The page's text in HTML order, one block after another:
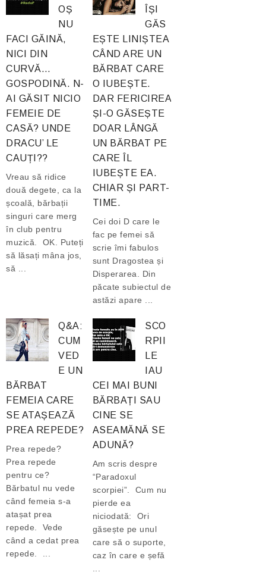
OȘ
NU
FACI GĂINĂ,
NICI DIN
CURVĂ…
GOSPODINĂ. N-
AI GĂSIT NICIO
FEMEIE DE
CASĂ? UNDE
DRACU’ LE
CAUȚI??
Vreau să ridice
două degete, ca la
școală, bărbații
singuri care merg
în club pentru
muzică. OK. Puteți
să lăsați mâna jos,
să ...
ÎȘI
GĂS
EȘTE LINIȘTEA
CÂND ARE UN
BĂRBAT CARE
O IUBEȘTE.
DAR FERICIREA
ȘI-O GĂSEȘTE
DOAR LÂNGĂ
UN BĂRBAT PE
CARE ÎL
IUBEȘTE EA.
CHIAR ȘI PART-
TIME.
Cei doi D care le
fac pe femei să
scrie îmi fabulos
sunt Dragostea și
Disperarea. Din
păcate subiectul de
astăzi apare ...
Q&A:
CUM
VED
E UN
BĂRBAT
FEMEIA CARE
SE ATAȘEAZĂ
PREA REPEDE?
Prea repede?
Prea repede
pentru ce?
Bărbatul nu vede
când femeia s-a
atașat prea
repede. Vede
când a cedat prea
repede. ...
SCO
RPII
LE
IAU
CEI MAI BUNI
BĂRBAȚI SAU
CINE SE
ASEAMĂNĂ SE
ADUNĂ?
Am scris despre
“Paradoxul
scorpiei”. Cum nu
pierde ea
niciodată: Ori
găsește pe unul
care să o suporte,
caz în care e șefă